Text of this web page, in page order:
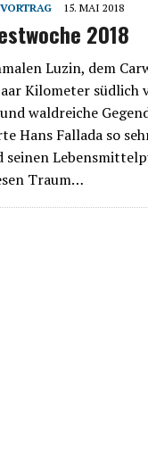
VORTRAG 15. MAI 2018
2018
Luzin, dem
Kilometer südlich
waldreiche
Hans Fallada so
seinen
Traum…